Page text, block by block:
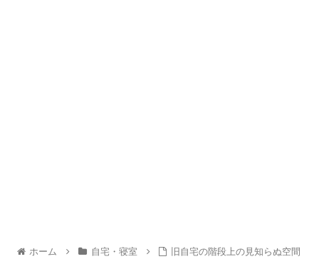
ホーム 自宅・寝室
旧自宅の階段上の見知らぬ空間